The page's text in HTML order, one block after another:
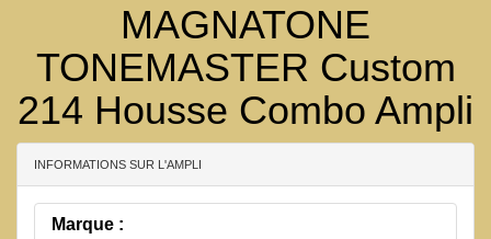
MAGNATONE
TONEMASTER Custom
214 Housse Combo Ampli
INFORMATIONS SUR L'AMPLI
Marque :